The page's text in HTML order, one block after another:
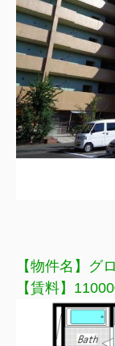
【物件名】グ
【賃料】110